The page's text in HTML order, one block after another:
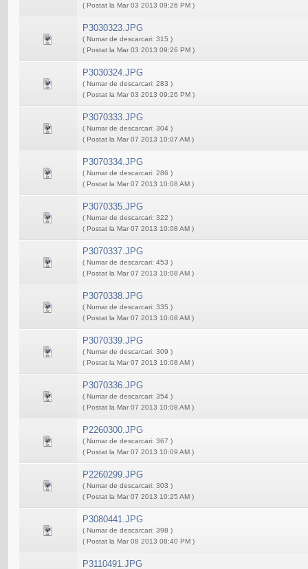
( Postat la Mar 03 2013 09:26 PM )
P3030323.JPG
( Numar de descarcari: 315 )
( Postat la Mar 03 2013 09:26 PM )
P3030324.JPG
( Numar de descarcari: 283 )
( Postat la Mar 03 2013 09:26 PM )
P3070333.JPG
( Numar de descarcari: 304 )
( Postat la Mar 07 2013 10:07 AM )
P3070334.JPG
( Numar de descarcari: 286 )
( Postat la Mar 07 2013 10:08 AM )
P3070335.JPG
( Numar de descarcari: 322 )
( Postat la Mar 07 2013 10:08 AM )
P3070337.JPG
( Numar de descarcari: 453 )
( Postat la Mar 07 2013 10:08 AM )
P3070338.JPG
( Numar de descarcari: 335 )
( Postat la Mar 07 2013 10:08 AM )
P3070339.JPG
( Numar de descarcari: 309 )
( Postat la Mar 07 2013 10:08 AM )
P3070336.JPG
( Numar de descarcari: 354 )
( Postat la Mar 07 2013 10:08 AM )
P2260300.JPG
( Numar de descarcari: 367 )
( Postat la Mar 07 2013 10:09 AM )
P2260299.JPG
( Numar de descarcari: 303 )
( Postat la Mar 07 2013 10:25 AM )
P3080441.JPG
( Numar de descarcari: 398 )
( Postat la Mar 08 2013 08:40 PM )
P3110491.JPG